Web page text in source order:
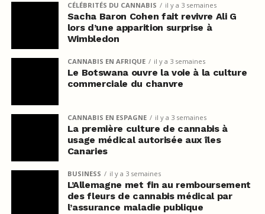
CÉLÉBRITÉS DU CANNABIS il y a 3 semaines
Sacha Baron Cohen fait revivre Ali G
lors d’une apparition surprise à
Wimbledon
CANNABIS EN AFRIQUE il y a 3 semaines
Le Botswana ouvre la voie à la culture
commerciale du chanvre
CANNABIS EN ESPAGNE il y a 3 semaines
La première culture de cannabis à
usage médical autorisée aux îles
Canaries
BUSINESS il y a 3 semaines
L’Allemagne met fin au remboursement
des fleurs de cannabis médical par
l’assurance maladie publique